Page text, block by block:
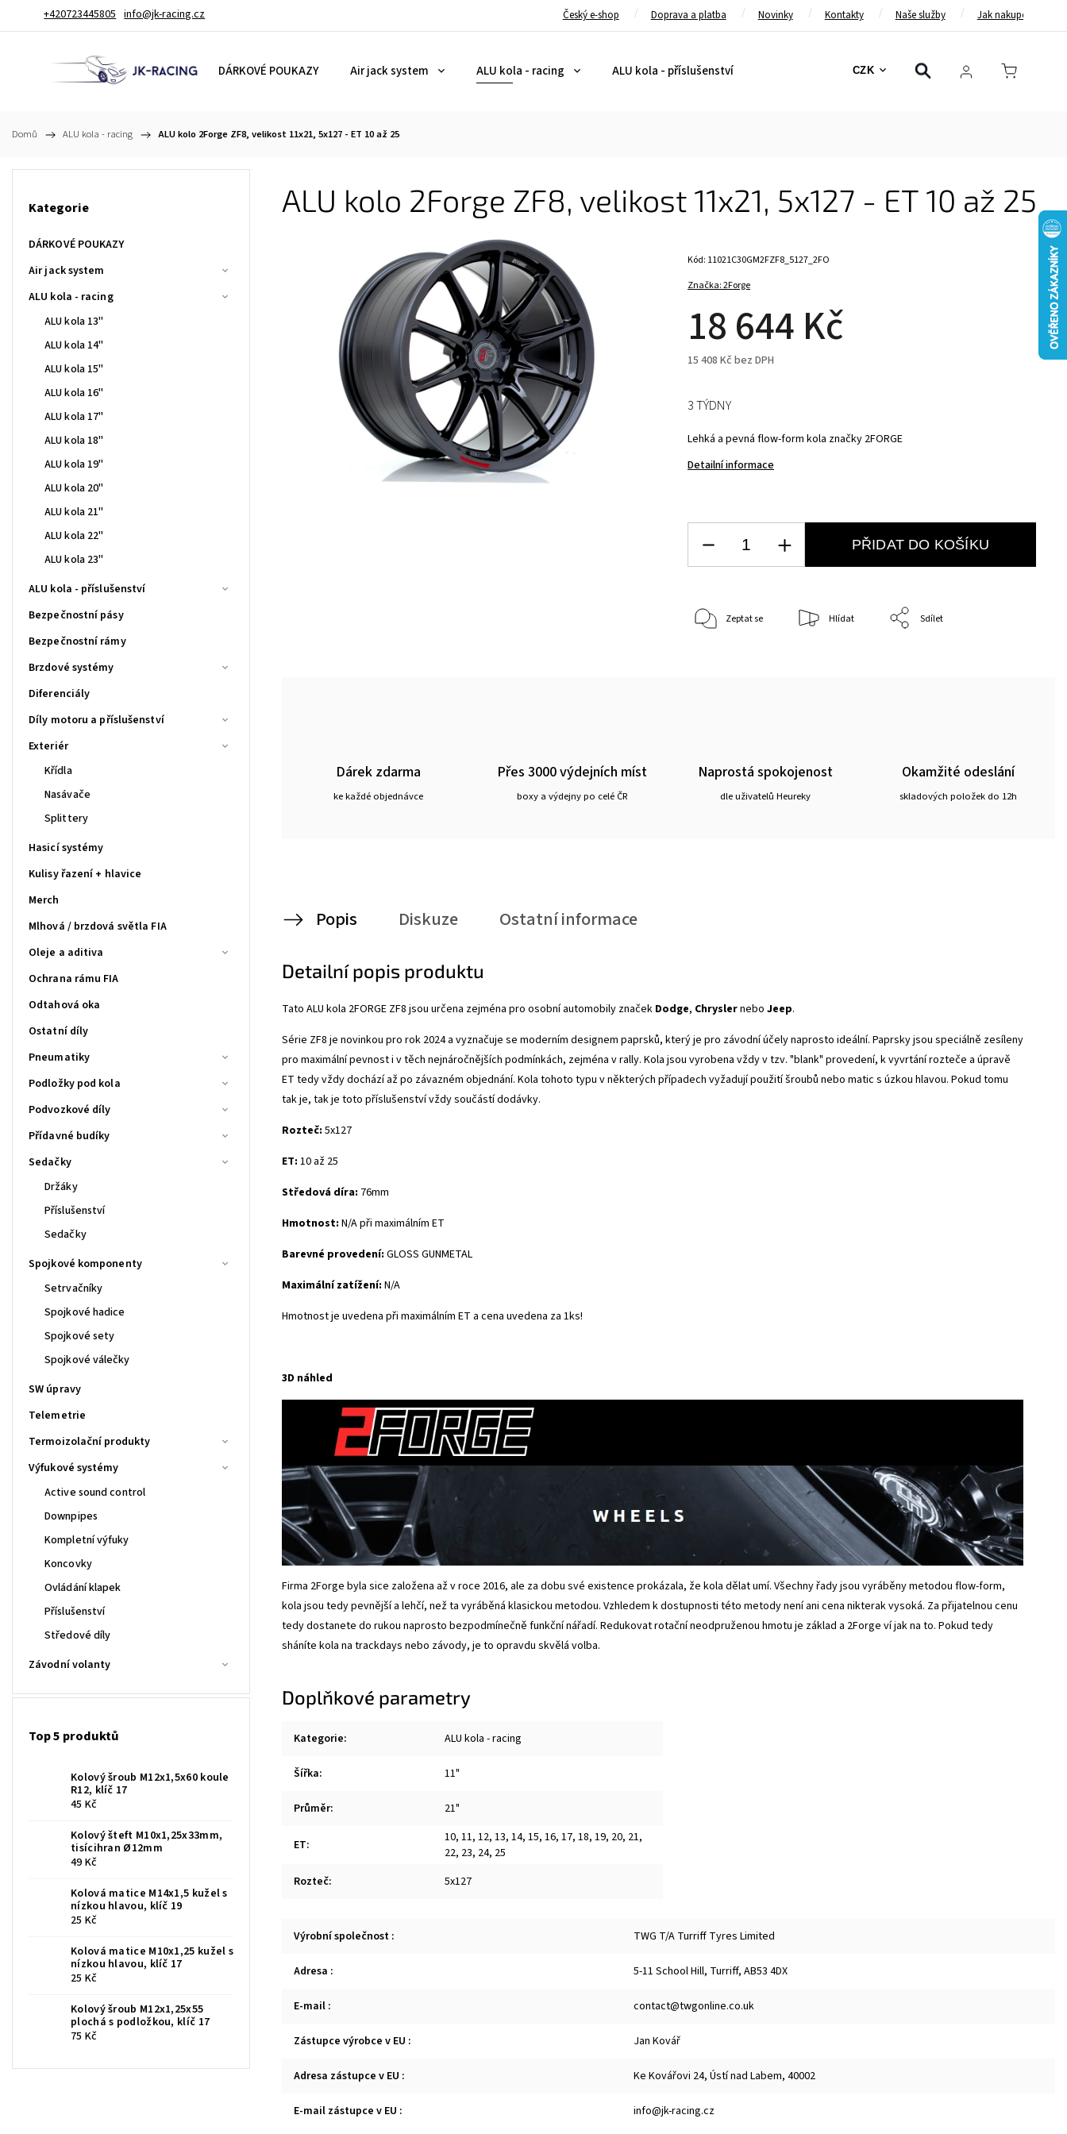
+420723445805 info@jk-racing.cz Český e-shop Doprava a platba Novinky Kontakty Naše služby Jak nakupovat
CZK
DÁRKOVÉ POUKAZY Air jack system ALU kola - racing ALU kola - příslušenství Bezpečnostní pásy Bezpečnostní rámy
Domů / ALU kola - racing / ALU kolo 2Forge ZF8, velikost 11x21, 5x127 - ET 10 až 25
Kategorie
DÁRKOVÉ POUKAZY
Air jack system
ALU kola - racing
ALU kola 13"
ALU kola 14"
ALU kola 15"
ALU kola 16"
ALU kola 17"
ALU kola 18"
ALU kola 19"
ALU kola 20"
ALU kola 21"
ALU kola 22"
ALU kola 23"
ALU kola - příslušenství
Bezpečnostní pásy
Bezpečnostní rámy
Brzdové systémy
Diferenciály
Díly motoru a příslušenství
Exteriér
Křídla
Nasávače
Splittery
Hasicí systémy
Kulisy řazení + hlavice
Merch
Mlhová / brzdová světla FIA
Oleje a aditiva
Ochrana rámu FIA
Odtahová oka
Ostatní díly
Pneumatiky
Podložky pod kola
Podvozkové díly
Přídavné budíky
Sedačky
Držáky
Příslušenství
Sedačky
Spojkové komponenty
Setrvačníky
Spojkové hadice
Spojkové sety
Spojkové válečky
SW úpravy
Telemetrie
Termoizolační produkty
Výfukové systémy
Active sound control
Downpipes
Kompletní výfuky
Koncovky
Ovládání klapek
Příslušenství
Středové díly
Závodní volanty
Top 5 produktů
Kolový šroub M12x1,5x60 koule
R12, klíč 17
45 Kč
Kolový šteft M10x1,25x33mm,
tisícihran Ø12mm
49 Kč
Kolová matice M14x1,5 kužel s
nízkou hlavou, klíč 19
25 Kč
Kolová matice M10x1,25 kužel s
nízkou hlavou, klíč 17
25 Kč
Kolový šroub M12x1,25x55
plochá s podložkou, klíč 17
75 Kč
ALU kolo 2Forge ZF8, velikost 11x21, 5x127 - ET 10 až 25
Značka:2Forge
18 644 Kč
15 408 Kč bez DPH
Kód: 11021C30GM2FZF8_5127_2FO
Lehká a pevná flow-form kola značky 2FORGE
Detailní informace
3 TÝDNY
PŘIDAT DO KOŠÍKU
Zeptat se Hlídat Sdílet
Dárek zdarma
ke každé objednávce
Přes 3000 výdejních míst
boxy a výdejny po celé ČR
Naprostá spokojenost
dle uživatelů Heureky
Okamžité odeslání
skladových položek do 12h
Popis Diskuze Ostatní informace
Detailní popis produktu
Tato ALU kola 2FORGE ZF8 jsou určena zejména pro osobní automobily značek Dodge, Chryslernebo Jeep.
Série ZF8 je novinkou pro rok 2024 a vyznačuje se moderním designem paprsků, který je pro závodní účely naprosto ideální. Paprsky jsou speciálně zesíleny
pro maximální pevnost i v těch nejnáročnějších podmínkách, zejména v rally. Kola jsou vyrobena vždy v tzv. "blank" provedení, k vyvrtání rozteče a úpravě
ET tedy vždy dochází až po závazném objednání. Kola tohoto typu v některých případech vyžadují použití šroubů nebo matic s úzkou hlavou. Pokud tomu
tak je, tak je toto příslušenství vždy součástí dodávky.
Rozteč: 5x127
ET: 10 až 25
Středová díra: 76mm
Hmotnost: N/A při maximálním ET
Barevné provedení: GLOSS GUNMETAL
Maximální zatížení: N/A
Hmotnost je uvedena při maximálním ET a cena uvedena za 1ks!
3D náhled
Firma 2Forge byla sice založena až v roce 2016, ale za dobu své existence prokázala, že kola dělat umí. Všechny řady jsou vyráběny metodou flow-form,
kola jsou tedy pevnější a lehčí, než ta vyráběná klasickou metodou. Vzhledem k dostupnosti této metody není ani cena nikterak vysoká. Za přijatelnou cenu
tedy dostanete do rukou naprosto bezpodmínečně funkční nářadí. Redukovat rotační neodpruženou hmotu je základ a 2Forge ví jak na to. Pokud tedy
sháníte kola na trackdays nebo závody, je to opravdu skvělá volba.
Doplňkové parametry
Kategorie: ALU kola - racing
Šířka: 11"
Průměr: 21"
ET: 10, 11, 12, 13, 14, 15, 16, 17, 18, 19, 20, 21,
22, 23, 24, 25
Rozteč: 5x127
Výrobní společnost : TWG T/A Turriff Tyres Limited
Adresa : 5-11 School Hill, Turriff, AB53 4DX
E-mail : contact@twgonline.co.uk
Zástupce výrobce v EU : Jan Kovář
Adresa zástupce v EU : Ke Kovářovi 24, Ústí nad Labem, 40002
E-mail zástupce v EU : info@jk-racing.cz